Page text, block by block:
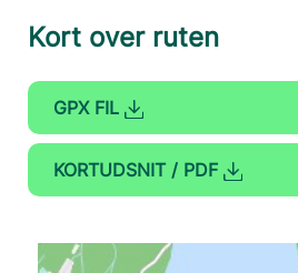
Kort over ruten
GPX FIL
KORTUDSNIT / PDF